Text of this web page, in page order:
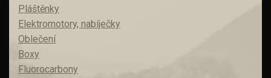
Pláštěnky
Elektromotory, nabíječky
Oblečení
Boxy
Fluorocarbony